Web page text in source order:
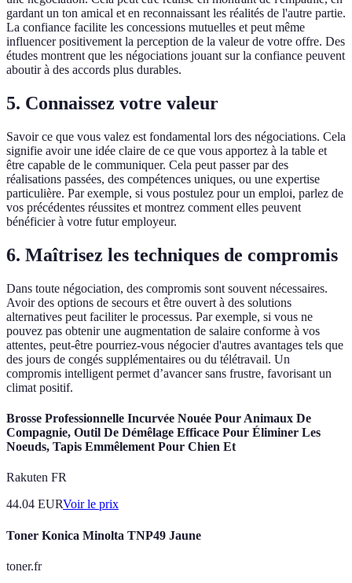
gardant un ton amical et en reconnaissant les réalités de l'autre partie.
La confiance facilite les concessions mutuelles et peut même
influencer positivement la perception de la valeur de votre offre. Des
études montrent que les négociations jouant sur la confiance peuvent
aboutir à des accords plus durables.
5. Connaissez votre valeur
Savoir ce que vous valez est fondamental lors des négociations. Cela
signifie avoir une idée claire de ce que vous apportez à la table et
être capable de le communiquer. Cela peut passer par des
réalisations passées, des compétences uniques, ou une expertise
particulière. Par exemple, si vous postulez pour un emploi, parlez de
vos précédentes réussites et montrez comment elles peuvent
bénéficier à votre futur employeur.
6. Maîtrisez les techniques de compromis
Dans toute négociation, des compromis sont souvent nécessaires.
Avoir des options de secours et être ouvert à des solutions
alternatives peut faciliter le processus. Par exemple, si vous ne
pouvez pas obtenir une augmentation de salaire conforme à vos
attentes, peut-être pourriez-vous négocier d'autres avantages tels que
des jours de congés supplémentaires ou du télétravail. Un
compromis intelligent permet d’avancer sans frustre, favorisant un
climat positif.
Brosse Professionnelle Incurvée Nouée Pour Animaux De
Compagnie, Outil De Démêlage Efficace Pour Éliminer Les
Noeuds, Tapis Emmêlement Pour Chien Et
Rakuten FR
44.04 EURVoir le prix
Toner Konica Minolta TNP49 Jaune
toner.fr